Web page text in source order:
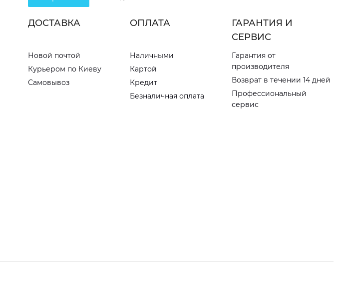
ДОСТАВКА
Новой почтой
Курьером по Киеву
Самовывоз
ОПЛАТА
Наличными
Картой
Кредит
Безналичная оплата
ГАРАНТИЯ И
СЕРВИС
Гарантия от
производителя
Возврат в течении 14 дней
Профессиональный
сервис